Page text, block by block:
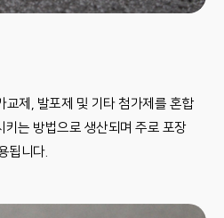
제, 발포제 및 기타 첨가제를 혼합
키는 방법으로 생산되며 주로 포장
됩니다.